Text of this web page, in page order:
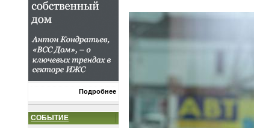
Подробнее
СОБЫТИЕ